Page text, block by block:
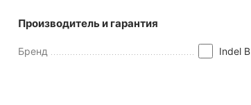
Производитель и гарантия
Бренд Indel B